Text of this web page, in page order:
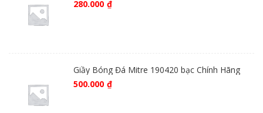
280.000 ₫
Giầy Bóng Đá Mitre 190420 bạc Chính Hãng
500.000 ₫